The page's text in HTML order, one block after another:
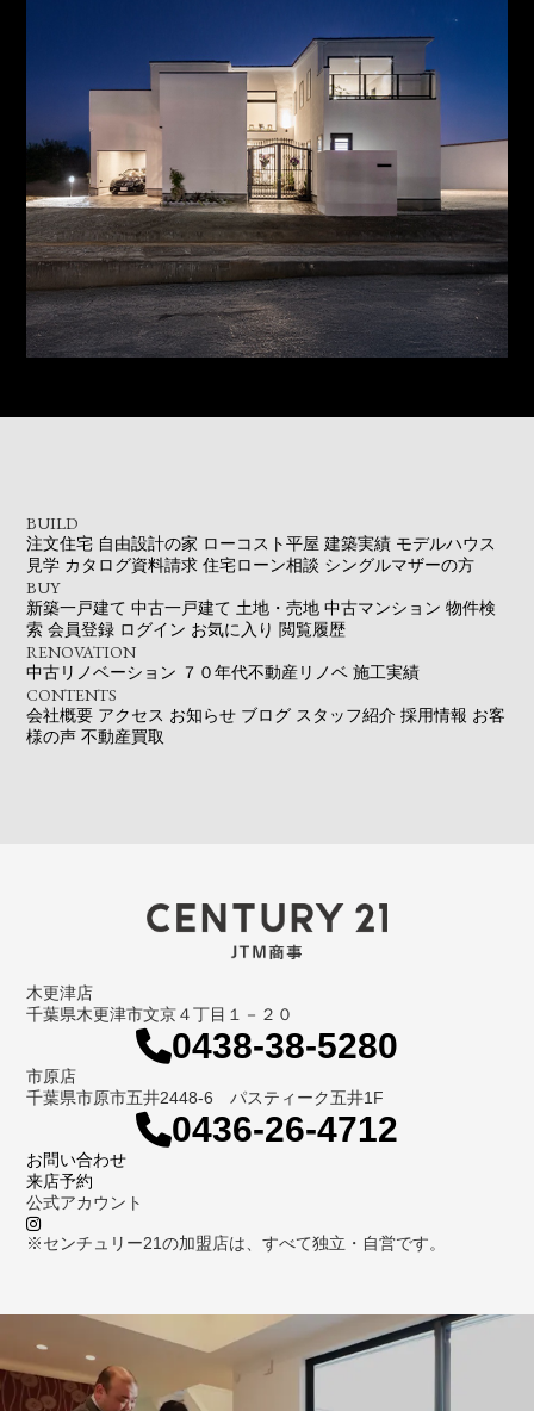
BUILD
注文住宅 自由設計の家 ローコスト平屋 建築実績 モデルハウス
見学 カタログ資料請求 住宅ローン相談 シングルマザーの方
BUY
新築一戸建て 中古一戸建て 土地・売地 中古マンション 物件検
索 会員登録 ログイン お気に入り 閲覧履歴
RENOVATION
中古リノベーション ７０年代不動産リノベ 施工実績
CONTENTS
会社概要 アクセス お知らせ ブログ スタッフ紹介 採用情報 お客
様の声 不動産買取
木更津店
千葉県木更津市文京４丁目１－２０
0438-38-5280
市原店
千葉県市原市五井2448-6 パスティーク五井1F
0436-26-4712
お問い合わせ
来店予約
公式アカウント
※センチュリー21の加盟店は、すべて独立・自営です。